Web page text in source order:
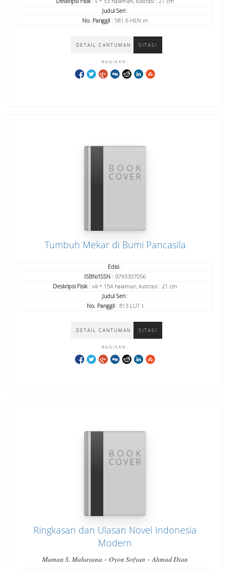
Judul Seri:
No. Panggil : 581.6 HEN m
DETAIL CANTUMAN SITASI
BAGIKAN:
Tumbuh Mekar di Bumi Pancasila
Edisi :
ISBN/ISSN : 9793307056
Deskripsi Fisik: viii + 154 halaman, ilustrasi : 21 cm
Judul Seri:
No. Panggil: 813 LUT t
DETAIL CANTUMAN SITASI
BAGIKAN:
Ringkasan dan Ulasan Novel Indonesia
Modern
Maman S. Mahayana - Oyon Sofyan - Ahmad Dian